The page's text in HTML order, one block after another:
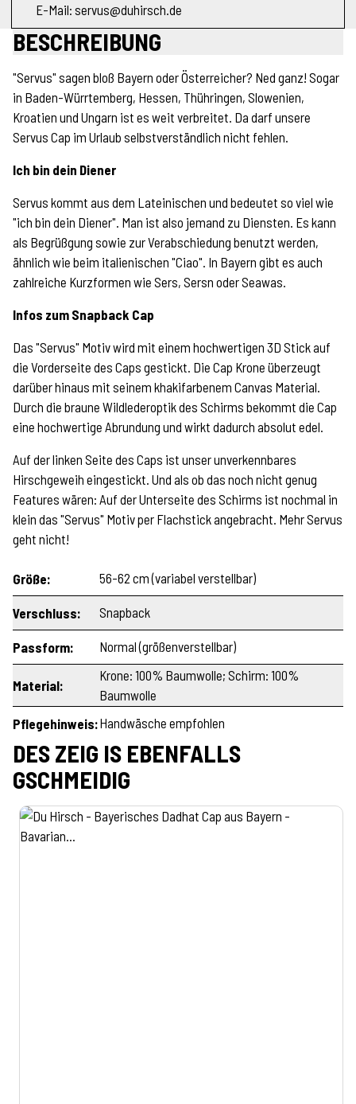
E-Mail: servus@duhirsch.de
BESCHREIBUNG
"Servus" sagen bloß Bayern oder Österreicher? Ned ganz! Sogar
in Baden-Würrtemberg, Hessen, Thühringen, Slowenien,
Kroatien und Ungarn ist es weit verbreitet. Da darf unsere
Servus Cap im Urlaub selbstverständlich nicht fehlen.
Ich bin dein Diener
Servus kommt aus dem Lateinischen und bedeutet so viel wie
"ich bin dein Diener". Man ist also jemand zu Diensten. Es kann
als Begrüßgung sowie zur Verabschiedung benutzt werden,
ähnlich wie beim italienischen "Ciao". In Bayern gibt es auch
zahlreiche Kurzformen wie Sers, Sersn oder Seawas.
Infos zum Snapback Cap
Das "Servus" Motiv wird mit einem hochwertigen 3D Stick auf
die Vorderseite des Caps gestickt. Die Cap Krone überzeugt
darüber hinaus mit seinem khakifarbenem Canvas Material.
Durch die braune Wildlederoptik des Schirms bekommt die Cap
eine hochwertige Abrundung und wirkt dadurch absolut edel.
Auf der linken Seite des Caps ist unser unverkennbares
Hirschgeweih eingestickt. Und als ob das noch nicht genug
Features wären: Auf der Unterseite des Schirms ist nochmal in
klein das "Servus" Motiv per Flachstick angebracht. Mehr Servus
geht nicht!
Größe: 56-62 cm (variabel verstellbar)
Verschluss: Snapback
Passform: Normal (größenverstellbar)
Material:
Krone: 100% Baumwolle; Schirm: 100%
Baumwolle
Pflegehinweis:Handwäsche empfohlen
DES ZEIG IS EBENFALLS
GSCHMEIDIG